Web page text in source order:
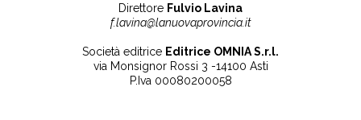
Direttore Fulvio Lavina
f.lavina@lanuovaprovincia.it
Società editrice Editrice OMNIA S.r.l.
via Monsignor Rossi 3 -14100 Asti
P.Iva 00080200058